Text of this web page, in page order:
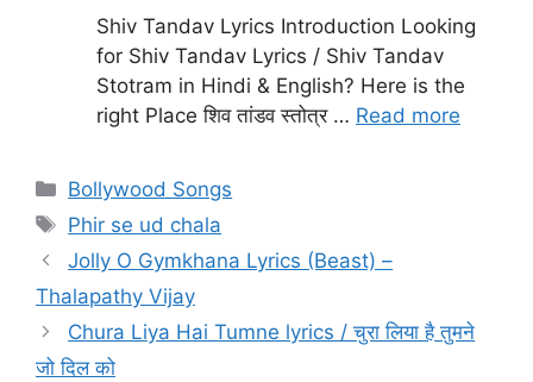
Shiv Tandav Lyrics Introduction Looking
for Shiv Tandav Lyrics / Shiv Tandav
Stotram in Hindi & English? Here is the
right Place शिव तांडव स्तोत्र … Read more
Categories
Bollywood Songs
Tags
Phir se ud chala
Jolly O Gymkhana Lyrics (Beast) –
Thalapathy Vijay
Chura Liya Hai Tumne lyrics / चुरा लिया है तुमने
जो दिल को